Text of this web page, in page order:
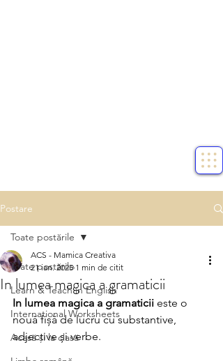
Postare
Toate postările
Learn & Teach in English
International Worksheets
Acasă și la clasă
Toate postările
In lumea magica a gramaticii
ACS - Mamica Creativa
21 ian. 2025 1 min de citit
In lumea magica a gramaticii este o
nouă fișă de lucru cu substantive,
adjective și verbe.